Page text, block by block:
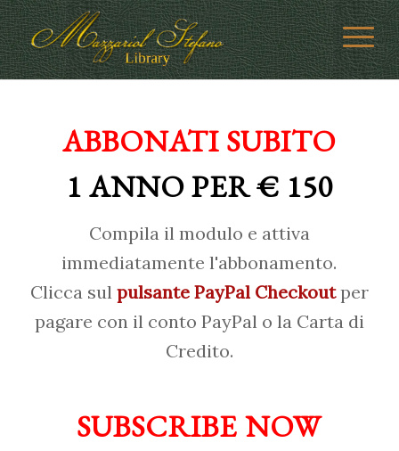
ABBONATI SUBITO
1 ANNO PER € 150
Compila il modulo e attiva
immediatamente l'abbonamento.
Clicca sul pulsante PayPal Checkoutper
pagare con il conto PayPal o la Carta di
Credito.
SUBSCRIBE NOW